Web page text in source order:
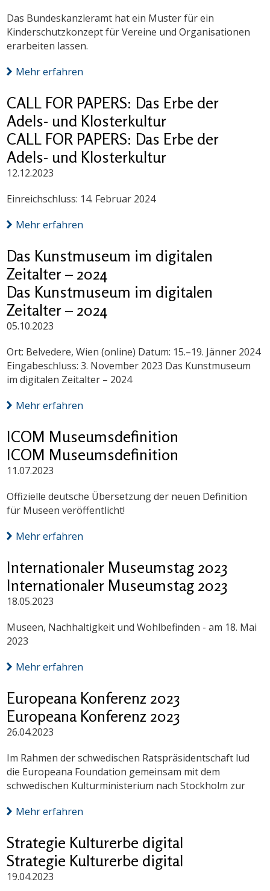
Das Bundeskanzleramt hat ein Muster für ein
Kinderschutzkonzept für Vereine und Organisationen
erarbeiten lassen.
Mehr erfahren
CALL FOR PAPERS: Das Erbe der
Adels- und Klosterkultur
CALL FOR PAPERS: Das Erbe der
Adels- und Klosterkultur
12.12.2023
Einreichschluss: 14. Februar 2024
Mehr erfahren
Das Kunstmuseum im digitalen
Zeitalter – 2024
Das Kunstmuseum im digitalen
Zeitalter – 2024
05.10.2023
Ort: Belvedere, Wien (online) Datum: 15.–19. Jänner 2024
Eingabeschluss: 3. November 2023 Das Kunstmuseum
im digitalen Zeitalter – 2024
Mehr erfahren
ICOM Museumsdefinition
ICOM Museumsdefinition
11.07.2023
Offizielle deutsche Übersetzung der neuen Definition
für Museen veröffentlicht!
Mehr erfahren
Internationaler Museumstag 2023
Internationaler Museumstag 2023
18.05.2023
Museen, Nachhaltigkeit und Wohlbefinden - am 18. Mai
2023
Mehr erfahren
Europeana Konferenz 2023
Europeana Konferenz 2023
26.04.2023
Im Rahmen der schwedischen Ratspräsidentschaft lud
die Europeana Foundation gemeinsam mit dem
schwedischen Kulturministerium nach Stockholm zur
Mehr erfahren
Strategie Kulturerbe digital
Strategie Kulturerbe digital
19.04.2023